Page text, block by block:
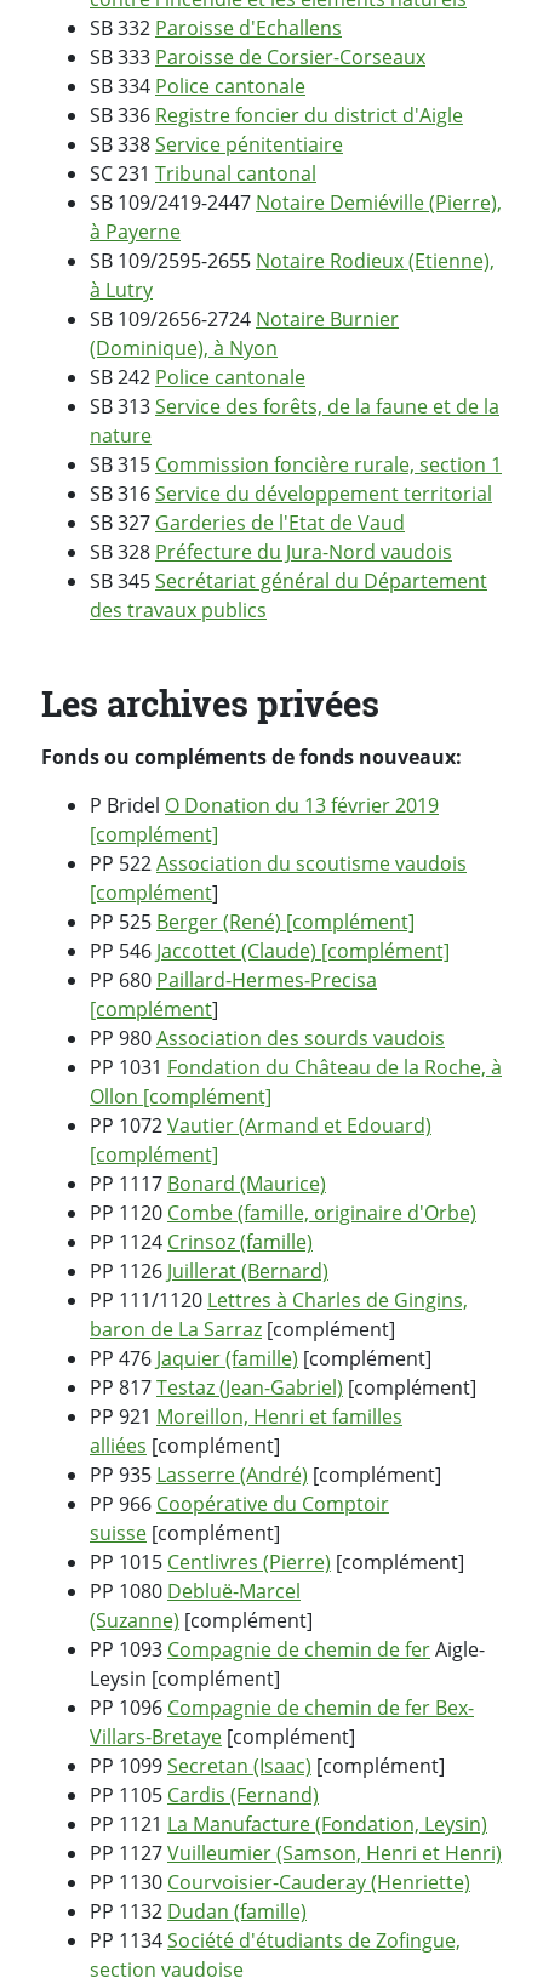
SB 332 Paroisse d'Echallens
SB 333 Paroisse de Corsier-Corseaux
SB 334 Police cantonale
SB 336 Registre foncier du district d'Aigle
SB 338Service pénitentiaire
SC 231 Tribunal cantonal
SB 109/2419-2447 Notaire Demiéville (Pierre),
à Payerne
SB 109/2595-2655 Notaire Rodieux (Etienne),
à Lutry
SB 109/2656-2724 Notaire Burnier
(Dominique), à Nyon
SB 242 Police cantonale
SB 313Service des forêts, de la faune et de la
nature
SB 315 Commission foncière rurale, section 1
SB 316Service du développement territorial
SB 327 Garderies de l'Etat de Vaud
SB 328 Préfecture du Jura-Nord vaudois
SB 345Secrétariat général du Département
des travaux publics
Les archives privées
Fonds ou compléments de fonds nouveaux:
P Bridel O Donation du 13 février 2019
[complément]
PP 522Association du scoutisme vaudois
[complément]
PP 525 Berger (René) [complément]
PP 546 Jaccottet (Claude) [complément]
PP 680 Paillard-Hermes-Precisa
[complément]
PP 980Association des sourds vaudois
PP 1031 Fondation du Château de la Roche, à
Ollon [complément]
PP 1072Vautier (Armand et Edouard)
[complément]
PP 1117 Bonard (Maurice)
PP 1120 Combe (famille, originaire d'Orbe)
PP 1124 Crinsoz (famille)
PP 1126 Juillerat (Bernard)
PP 111/1120 Lettres à Charles de Gingins,
baron de La Sarraz [complément]
PP 476 Jaquier (famille) [complément]
PP 817Testaz (Jean-Gabriel) [complément]
PP 921 Moreillon, Henri et familles
alliées [complément]
PP 935 Lasserre (André) [complément]
PP 966 Coopérative du Comptoir
suisse [complément]
PP 1015 Centlivres (Pierre) [complément]
PP 1080 Debluë-Marcel
(Suzanne) [complément]
PP 1093 Compagnie de chemin de ferAigle-
Leysin [complément]
PP 1096 Compagnie de chemin de fer Bex-
Villars-Bretaye [complément]
PP 1099Secretan (Isaac) [complément]
PP 1105 Cardis (Fernand)
PP 1121 La Manufacture (Fondation, Leysin)
PP 1127Vuilleumier (Samson, Henri et Henri)
PP 1130 Courvoisier-Cauderay (Henriette)
PP 1132 Dudan (famille)
PP 1134Société d'étudiants de Zofingue,
section vaudoise